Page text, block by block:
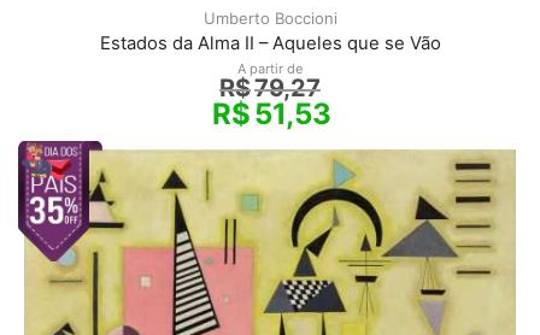
Umberto Boccioni
Estados da Alma II – Aqueles que se Vão
A partir de
R$79,27
R$51,53